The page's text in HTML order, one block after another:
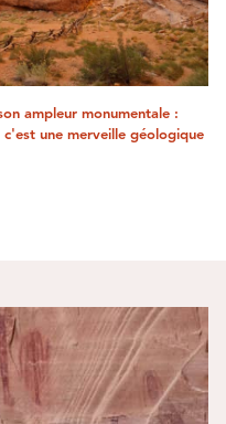
ampleur monumentale :
une merveille géologique